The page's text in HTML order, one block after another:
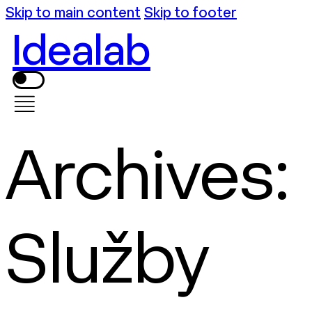
Skip to main content Skip to footer
Idealab
Archives:
Služby